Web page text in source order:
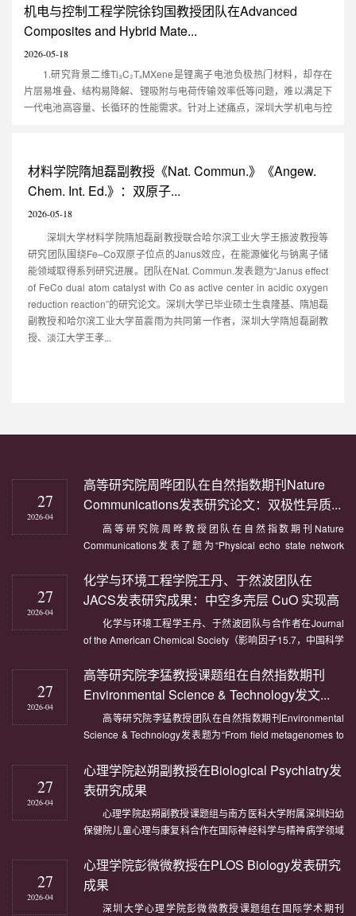
机电与控制工程学院徐钧国教授团队在Advanced
Composites and Hybrid Mate...
2026-05-18
1.研究背景二维Ti₃C₂TₓMXene是锂离子电池负极热门材料，却存在
片层易堆叠、结构易降解、锂吸附与电荷传输效率低等问题，难以满足下
一代电池高容量、长循环的性能需求。针对上述痛点，深圳大学机电与控
新策略，实现电池...
材料学院隋旭磊副教授《Nat. Commun.》《Angew.
Chem. Int. Ed.》：双原子...
2026-05-18
深圳大学材料学院隋旭磊副教授联合哈尔滨工业大学王振波教授等
研究团队围绕Fe–Co双原子位点的Janus效应，在能源催化与钠离子储
能领域取得系列研究进展。团队在Nat. Commun.发表题为“Janus effect
of FeCo dual atom catalyst with Co as active center in acidic oxygen
reduction reaction”的研究论文。深圳大学已毕业硕士生袁隆基、隋旭磊
副教授和哈尔滨工业大学苗震雨为共同第一作者，深圳大学隋旭磊副教
授、淡江大学王孝...
27
2026-04
高等研究院周晔团队在自然指数期刊Nature
Communications发表研究论文：双极性异质...
高等研究院周晔教授团队在自然指数期刊Nature
Communications发表了题为“Physical echo state network
ambipolar heterostructure transistors”的研究论文。该论文探
讨了基于双极性异质结晶体管构建物理回声状态网络。高等研
27
2026-04
化学与环境工程学院王丹、于然波团队在
JACS发表研究成果：中空多壳层 CuO 实现高
效...化学与环境工程学王丹、于然波团队与合作者在Journal
of the American Chemical Society（影响因子15.7，中国科学
Enrichment in Hollow Multishelled Structure for High-
Efficiency Ammonia Electrosynthesis”的研究论文。该工作围
27
2026-04
高等研究院李猛教授课题组在自然指数期刊
Environmental Science & Technology发文...
高等研究院李猛教授团队在自然指数期刊Environmental
Science & Technology发表题为“From field metagenomes to
Synechococcus in estuarine ecosystems”的研究论文。该研
究以中国四个代表性河口生态系统为研究对象，结合环境宏基
因组分析与实验室进化实验，从自然环...
27
2026-04
心理学院赵朔副教授在Biological Psychiatry发
表研究成果
心理学院赵朔副教授课题组与南方医科大学附属深圳妇幼
保健院儿童心理与康复科合作在国际神经科学与精神病学领域
IF=9, 神经科学、精神病学top期刊）在线发表研究论文
“Classification of Autism Spectrum Disorder in Children
27
2026-04
心理学院彭微微教授在PLOS Biology发表研究
成果
深圳大学心理学院彭微微教授课题组在国际学术期刊